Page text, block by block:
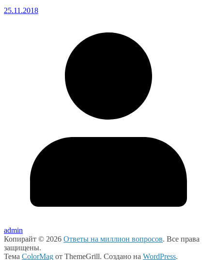
25.11.2018
admin
Копирайт © 2026 Ответы на миллион вопросов. Все права
защищены.
Тема ColorMag от ThemeGrill. Создано на WordPress.